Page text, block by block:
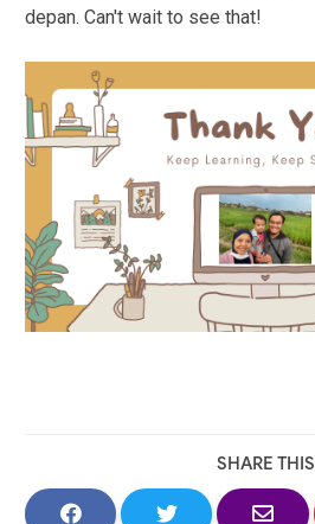
depan. Can't wait to see that!
SHARE THIS